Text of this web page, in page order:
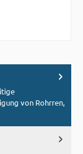
von Rohrren,